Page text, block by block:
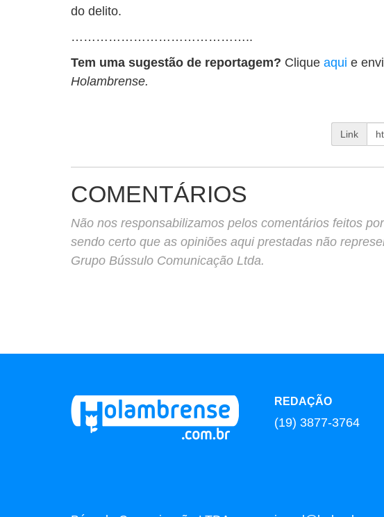
do delito.
……………………………………..
Tem uma sugestão de reportagem? Clique aqui e
Holambrense.
Link
COMENTÁRIOS
Não nos responsabilizamos pelos comentários feitos
sendo certo que as opiniões aqui prestadas não
Grupo Bússulo Comunicação Ltda.
REDAÇÃO
(19) 3877-3764